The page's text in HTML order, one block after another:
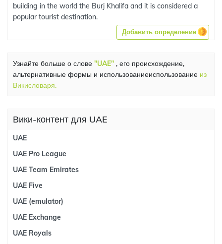
building in the world the Burj Khalifa and it is considered a
popular tourist destination.
Добавить определение
Узнайте больше о слове "UAE" , его происхождение,
альтернативные формы и использованиеиспользование из
Викисловаря.
Вики-контент для UAE
UAE
UAE Pro League
UAE Team Emirates
UAE Five
UAE (emulator)
UAE Exchange
UAE Royals